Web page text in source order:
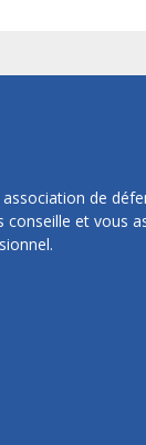
de
et vous